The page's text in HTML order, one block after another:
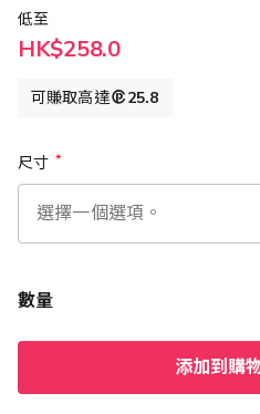
低至
HK$258.0
可賺取高達 25.8
尺寸
數量
添加到購